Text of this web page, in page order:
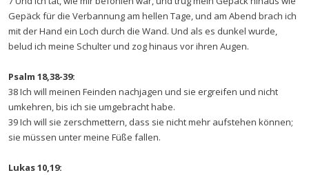
Gepäck für die Verbannung am hellen Tage, und am Abend brach ich
mit der Hand ein Loch durch die Wand. Und als es dunkel wurde,
belud ich meine Schulter und zog hinaus vor ihren Augen.
Psalm 18,38-39:
38 Ich will meinen Feinden nachjagen und sie ergreifen und nicht
umkehren, bis ich sie umgebracht habe.
39 Ich will sie zerschmettern, dass sie nicht mehr aufstehen können;
sie müssen unter meine Füße fallen.
Lukas 10,19: